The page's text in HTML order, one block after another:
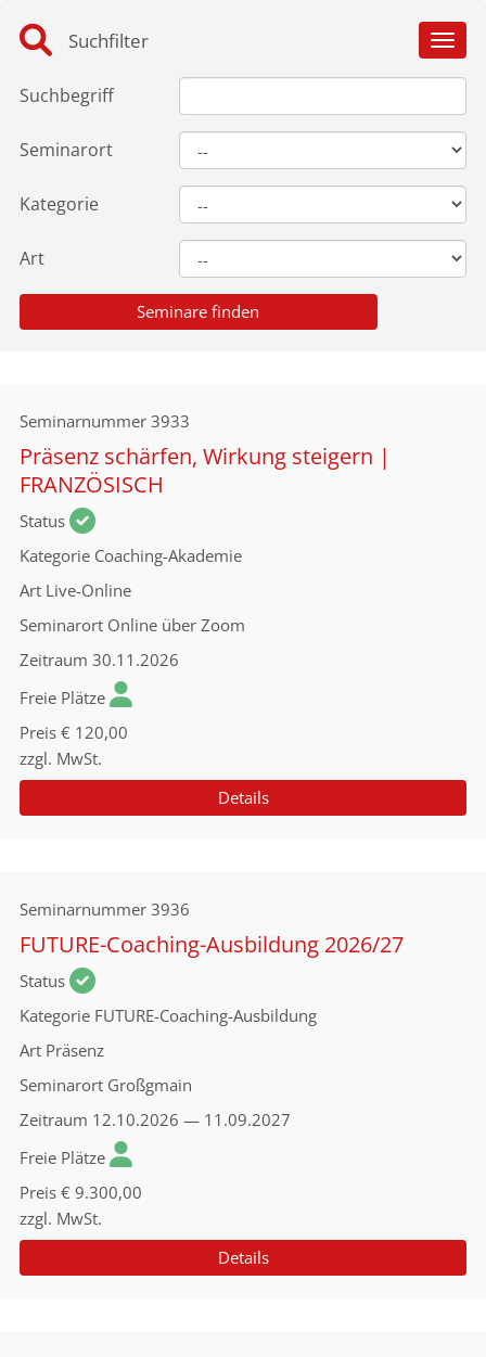
Suchfilter
Suchbegriff
Seminarort
Kategorie
Art
Seminarnummer 3933
Präsenz schärfen, Wirkung steigern |
FRANZÖSISCH
Status
Kategorie Coaching-Akademie
Art Live-Online
Seminarort Online über Zoom
Zeitraum 30.11.2026
Freie Plätze
Preis € 120,00
zzgl. MwSt.
Details
Seminarnummer 3936
FUTURE-Coaching-Ausbildung 2026/27
Status
Kategorie FUTURE-Coaching-Ausbildung
Art Präsenz
Seminarort Großgmain
Zeitraum 12.10.2026 — 11.09.2027
Freie Plätze
Preis € 9.300,00
zzgl. MwSt.
Details